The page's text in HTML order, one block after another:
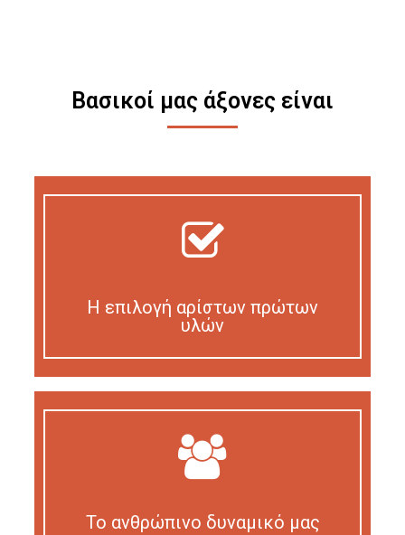
Βασικοί μας άξονες είναι
Η επιλογή αρίστων πρώτων
υλών
Το ανθρώπινο δυναμικό μας